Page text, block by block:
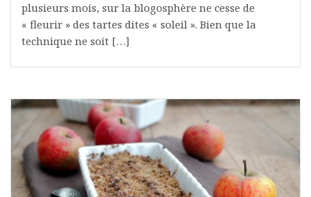
plusieurs mois, sur la blogosphère ne cesse de
« fleurir » des tartes dites « soleil ». Bien que la
technique ne soit […]